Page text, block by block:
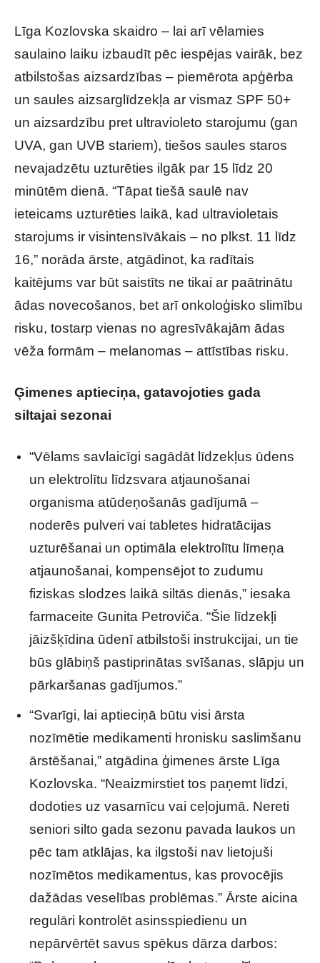
Līga Kozlovska skaidro – lai arī vēlamies
saulaino laiku izbaudīt pēc iespējas vairāk, bez
atbilstošas aizsardzības – piemērota apģērba
un saules aizsarglīdzekļa ar vismaz SPF 50+
un aizsardzību pret ultravioleto starojumu (gan
UVA, gan UVB stariem), tiešos saules staros
nevajadzētu uzturēties ilgāk par 15 līdz 20
minūtēm dienā. “Tāpat tiešā saulē nav
ieteicams uzturēties laikā, kad ultravioletais
starojums ir visintensīvākais – no plkst. 11 līdz
16,” norāda ārste, atgādinot, ka radītais
kaitējums var būt saistīts ne tikai ar paātrinātu
ādas novecošanos, bet arī onkoloģisko slimību
risku, tostarp vienas no agresīvākajām ādas
vēža formām – melanomas – attīstības risku.
Ģimenes aptieciņa, gatavojoties gada
siltajai sezonai
“Vēlams savlaicīgi sagādāt līdzekļus ūdens
un elektrolītu līdzsvara atjaunošanai
organisma atūdeņošanās gadījumā –
noderēs pulveri vai tabletes hidratācijas
uzturēšanai un optimāla elektrolītu līmeņa
atjaunošanai, kompensējot to zudumu
fiziskas slodzes laikā siltās dienās,” iesaka
farmaceite Gunita Petroviča. “Šie līdzekļi
jāizšķīdina ūdenī atbilstoši instrukcijai, un tie
būs glābiņš pastiprinātas svīšanas, slāpju un
pārkaršanas gadījumos.”
“Svarīgi, lai aptieciņā būtu visi ārsta
nozīmētie medikamenti hronisku saslimšanu
ārstēšanai,” atgādina ģimenes ārste Līga
Kozlovska. “Neaizmirstiet tos paņemt līdzi,
dodoties uz vasarnīcu vai ceļojumā. Nereti
seniori silto gada sezonu pavada laukos un
pēc tam atklājas, ka ilgstoši nav lietojuši
nozīmētos medikamentus, kas provocējis
dažādas veselības problēmas.” Ārste aicina
regulāri kontrolēt asinsspiedienu un
nepārvērtēt savus spēkus dārza darbos: